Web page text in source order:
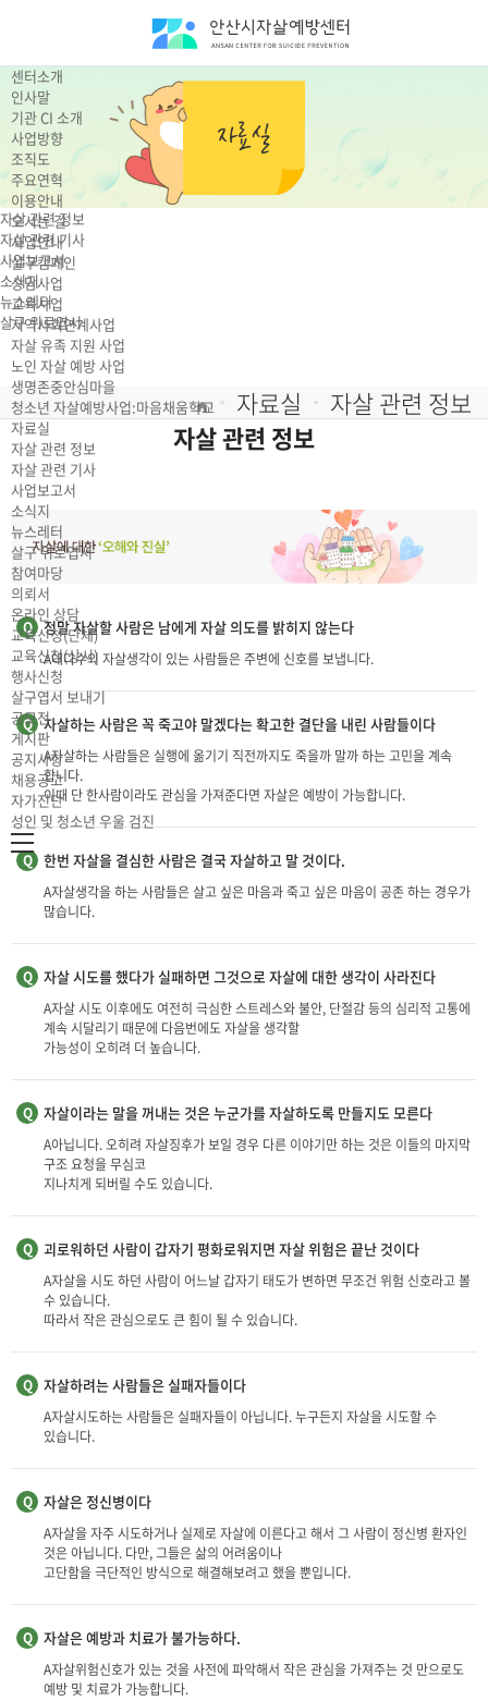
센터소개
인사말
기관 CI 소개
사업방향
조직도
주요연혁
이용안내
오시는 길
사업안내
살구캠페인
상담사업
교육사업
지역사회연계사업
자살 유족 지원 사업
노인 자살 예방 사업
생명존중안심마을
청소년 자살예방사업:마음채움학교
자료실
자살 관련 정보
자살 관련 기사
사업보고서
소식지
뉴스레터
살구 위로엽서
참여마당
의뢰서
온라인 상담
교육신청(단체)
교육신청(상시)
행사신청
살구엽서 보내기
공모전
게시판
공지사항
채용공고
자가진단
성인 및 청소년 우울 검진
자살 관련 정보
자살 관련 기사
사업보고서
소식지
뉴스레터
살구 위로엽서
> 자료실 >
자살 관련 정보
자살 관련 정보
Q 정말 자살할 사람은 남에게 자살 의도를 밝히지 않는다
A대다수의 자살생각이 있는 사람들은 주변에 신호를 보냅니다.
Q 자살하는 사람은 꼭 죽고야 말겠다는 확고한 결단을 내린 사람들이다
A자살하는 사람들은 실행에 옮기기 직전까지도 죽을까 말까 하는 고민을 계속
합니다.
이때 단 한사람이라도 관심을 가져준다면 자살은 예방이 가능합니다.
Q 한번 자살을 결심한 사람은 결국 자살하고 말 것이다.
A자살생각을 하는 사람들은 살고 싶은 마음과 죽고 싶은 마음이 공존 하는 경우가
많습니다.
Q 자살 시도를 했다가 실패하면 그것으로 자살에 대한 생각이 사라진다
A자살 시도 이후에도 여전히 극심한 스트레스와 불안, 단절감 등의 심리적 고통에
계속 시달리기 때문에 다음번에도 자살을 생각할
가능성이 오히려 더 높습니다.
Q 자살이라는 말을 꺼내는 것은 누군가를 자살하도록 만들지도 모른다
A아닙니다. 오히려 자살징후가 보일 경우 다른 이야기만 하는 것은 이들의 마지막
구조 요청을 무심코
지나치게 되버릴 수도 있습니다.
Q 괴로워하던 사람이 갑자기 평화로워지면 자살 위험은 끝난 것이다
A자살을 시도 하던 사람이 어느날 갑자기 태도가 변하면 무조건 위험 신호라고 볼
수 있습니다.
따라서 작은 관심으로도 큰 힘이 될 수 있습니다.
Q 자살하려는 사람들은 실패자들이다
A자살시도하는 사람들은 실패자들이 아닙니다. 누구든지 자살을 시도할 수
있습니다.
Q 자살은 정신병이다
A자살을 자주 시도하거나 실제로 자살에 이른다고 해서 그 사람이 정신병 환자인
것은 아닙니다. 다만, 그들은 삶의 어려움이나
고단함을 극단적인 방식으로 해결해보려고 했을 뿐입니다.
Q 자살은 예방과 치료가 불가능하다.
A자살위험신호가 있는 것을 사전에 파악해서 작은 관심을 가져주는 것 만으로도
예방 및 치료가 가능합니다.